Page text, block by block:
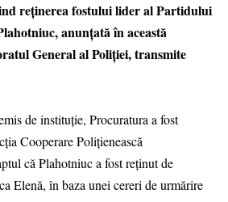
reținerea fostului lider al Partidului
anunțată în această
General al Poliției, transmite
de instituție, Procuratura a fost
Cooperare Polițienească
că Plahotniuc a fost reținut de
Elenă, în baza unei cereri de urmărire